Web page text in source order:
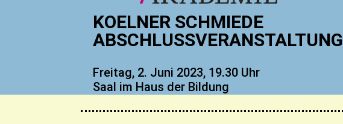
KOELNER SCHMIEDE
ABSCHLUSSVERANSTALTUNG
Freitag, 2. Juni 2023, 19.30 Uhr
Saal im Haus der Bildung